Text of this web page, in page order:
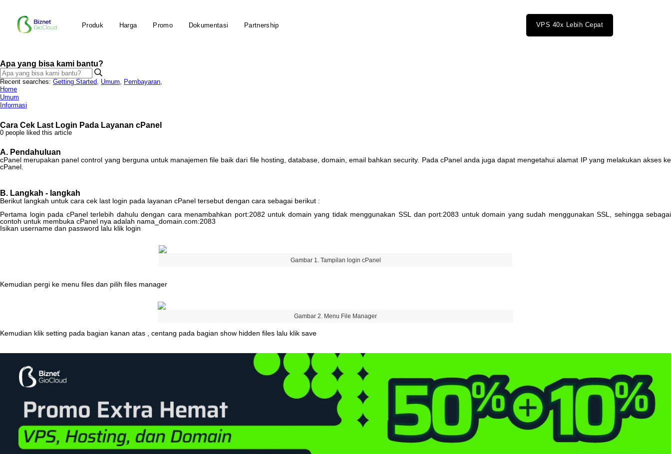
Produk Harga Promo Dokumentasi Partnership VPS 40x Lebih Cepat
Apa yang bisa kami bantu?
Recent searches: Getting Started, Umum, Pembayaran,
Home
Umum
Informasi
Cara Cek Last Login Pada Layanan cPanel
0 people liked this article
A. Pendahuluan
cPanel merupakan panel control yang berguna untuk manajemen file baik dari file hosting database, domain email bahkan security. Pada cPanel anda juga dapat mengetahui alamat IP yang melakukan akses ke
cPanel
B. Langkah - langkah
Berikut langkah untuk cara cek last login pada layanan cPanel tersebut dengan cara sebagai berikut :
Pertama login pada cPanel terlebih dahulu dengan cara menambahkan port:2082 untuk domain yang tidak menggunakan SSL dan port:2083 untuk domain yang sudah menggunakan SSL sehingga sebagai
contoh untuk membuka cPanel nya adalah nama_domain com:2083
Isikan username dan password lalu klik login
Gambar 1 Tampilan login cPanel
Kemudian pergi ke menu files dan pilih files manager
Gambar 2 Menu File Manager
Kemudian klik setting pada bagian kanan atas , centang pada bagian show hidden files lalu klik save